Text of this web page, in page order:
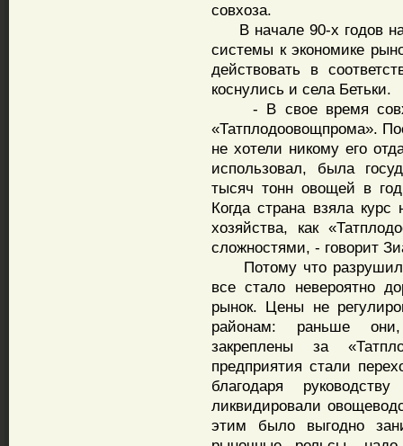
совхоза.
В начале 90-х годов
системы к экономике
действовать в
коснулись и села Бетьки.
- В свое время
«Татплодоовощпрома».
не хотели никому его
использовал, была
тысяч тонн овощей в
Когда страна взяла
хозяйства, как
сложностями, - говорит
Потому что
все стало невероятно
рынок. Цены не
районам: раньше
закреплены за
предприятия стали
благодаря
ликвидировали
этим было выгодно